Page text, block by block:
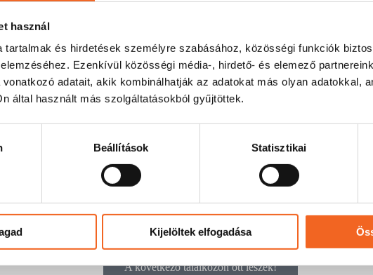
használ
tartalmak és hirdetések személyre szabásához, közösségi funkciók
Ezenkívül közösségi média-, hirdető- és elemező
vonatkozó adatait, akik kombinálhatják az adatokat más olyan adatokkal,
által használt más szolgáltatásokból gyűjtöttek.
Beállítások Statisztikai
Kijelöltek elfogadása
ahol gépész- és tervezőmérnökökkel, ipari termelő vállalatok
- egy finom reggeli elfogyasztása mellett.
2023. ChREM rendezvényeire a piros gombra kattintva és
A következő találkozón ott leszek!